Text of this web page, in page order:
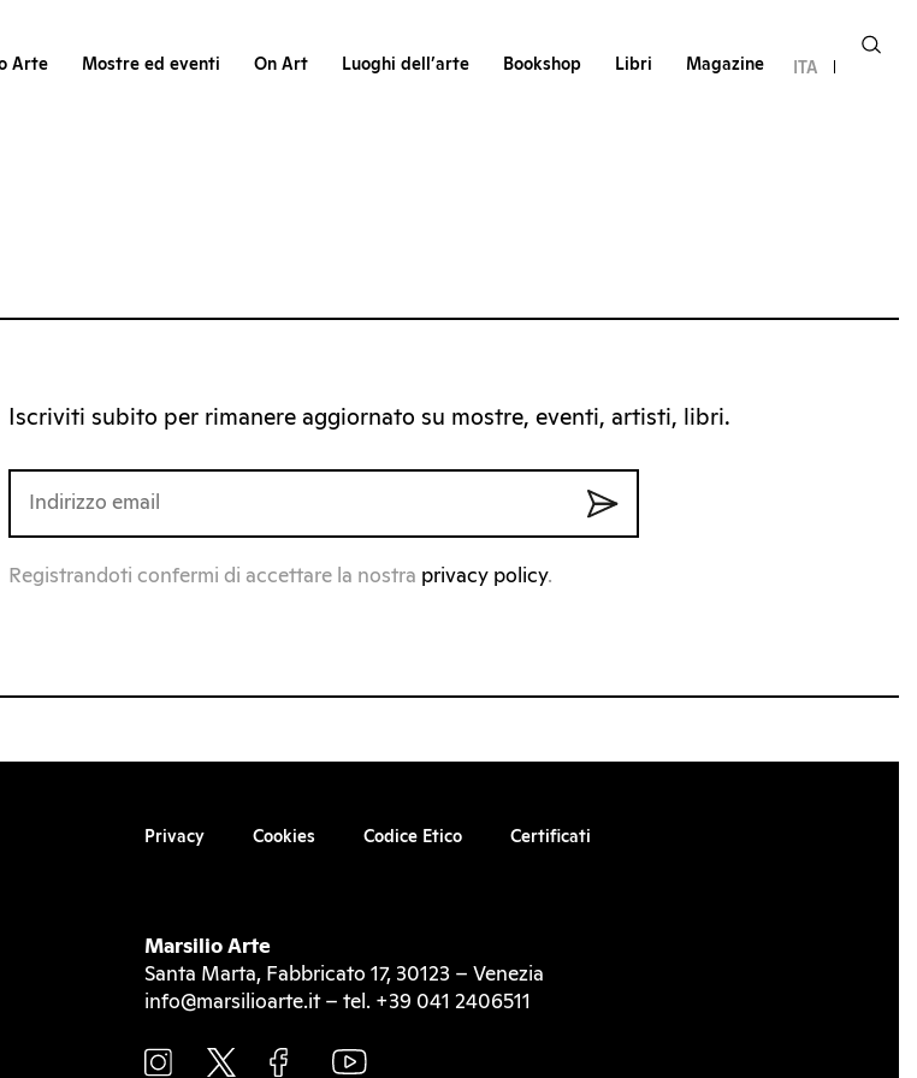
Arte Mostre ed eventi On Art Luoghi dell’arte Bookshop Libri Magazine ITA
Iscriviti subito per rimanere aggiornato su mostre, eventi, artisti, libri.
Registrandoti confermi di accettare la nostra privacy policy.
Privacy Cookies Codice Etico Certificati
Marsilio Arte
Santa Marta, Fabbricato 17, 30123 – Venezia
info@marsilioarte.it – tel. +39 041 2406511